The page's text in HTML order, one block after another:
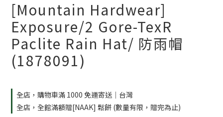
[Mountain Hardwear]
Exposure/2 Gore-TexR
Paclite Rain Hat/ 防雨帽
(1878091)
全店，購物車滿 1000 免運寄送｜台灣
全店，全館滿額贈[NAAK] 鬆餅 (數量有限，贈完為止)